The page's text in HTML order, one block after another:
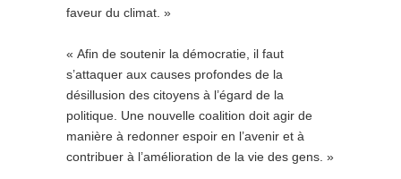
faveur du climat. »
« Afin de soutenir la démocratie, il faut
s’attaquer aux causes profondes de la
désillusion des citoyens à l’égard de la
politique. Une nouvelle coalition doit agir de
manière à redonner espoir en l’avenir et à
contribuer à l’amélioration de la vie des gens. »